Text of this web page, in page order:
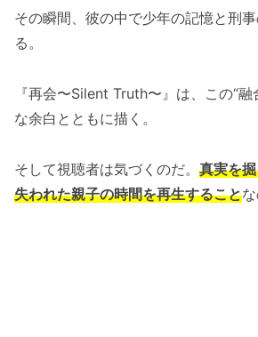
その瞬間、彼の中で少年の記憶と刑
る。
『再会〜Silent Truth〜』は、この“
な余白とともに描く。
そして視聴者は気づくのだ。 真実を
失われた親子の時間を再生すること